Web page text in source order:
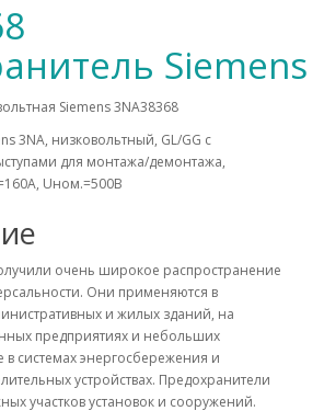
Siemens
Siemens 3NA38368
3NA, низковольтный, GL/GG c
для монтажа/демонтажа,
Uном.=500В
очень широкое распространение
Они применяются в
и жилых зданий, на
предприятиях и небольших
в системах энергосбережения и
устройствах. Предохранители
участков установок и сооружений.